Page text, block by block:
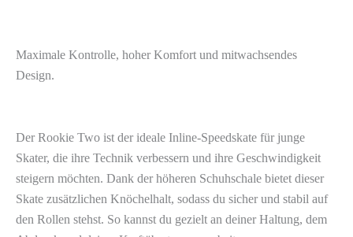
Maximale Kontrolle, hoher Komfort und mitwachsendes
Design.
Der Rookie Two ist der ideale Inline-Speedskate für junge
Skater, die ihre Technik verbessern und ihre Geschwindigkeit
steigern möchten. Dank der höheren Schuhschale bietet dieser
Skate zusätzlichen Knöchelhalt, sodass du sicher und stabil auf
den Rollen stehst. So kannst du gezielt an deiner Haltung, dem